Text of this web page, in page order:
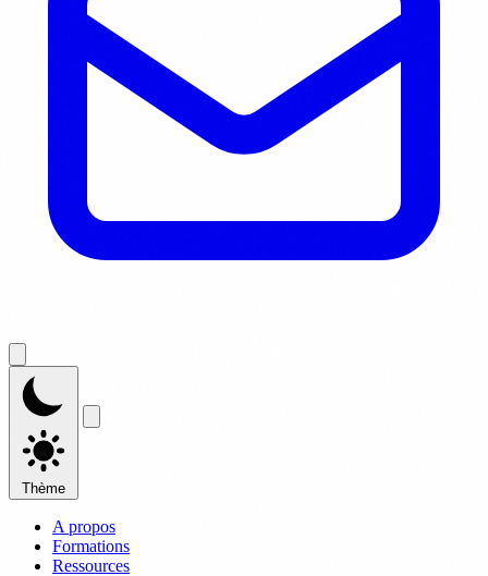
Thème
A propos
Formations
Ressources